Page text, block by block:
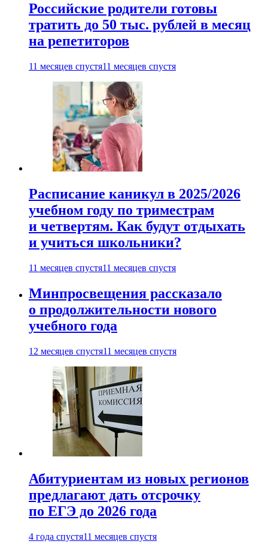
Российские родители готовы
тратить до 50 тыс. рублей в месяц
на репетиторов
11 месяцев спустя11 месяцев спустя
Расписание каникул в 2025/2026
учебном году по триместрам
и четвертям. Как будут отдыхать
и учиться школьники?
11 месяцев спустя11 месяцев спустя
Минпросвещения рассказало
о продолжительности нового
учебного года
12 месяцев спустя11 месяцев спустя
Абитуриентам из новых регионов
предлагают дать отсрочку
по ЕГЭ до 2026 года
4 года спустя11 месяцев спустя